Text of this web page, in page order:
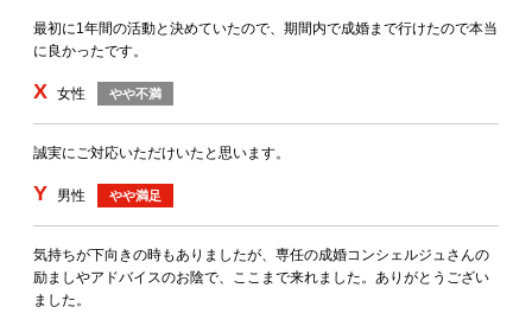
最初に1年間の活動と決めていたので、期間内で成婚まで行けたので本当
に良かったです。
X 女性 やや不満
誠実にご対応いただけいたと思います。
Y 男性 やや満足
気持ちが下向きの時もありましたが、専任の成婚コンシェルジュさんの
励ましやアドバイスのお陰で、ここまで来れました。ありがとうござい
ました。